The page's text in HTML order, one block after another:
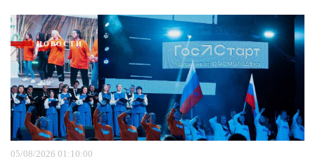
НОВОСТИ
05/08/2026 01:10:00